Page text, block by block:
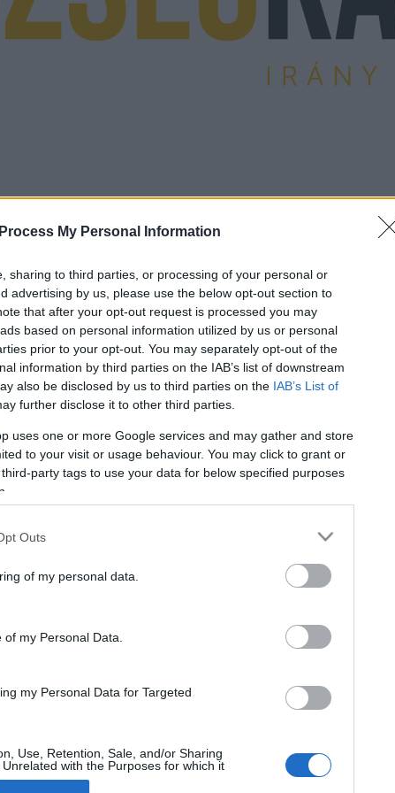
My Personal Information
sharing to third parties, or processing of your personal or
advertising by us, please use the below opt-out section to
that after your opt-out request is processed you may
based on personal information utilized by us or personal
prior to your opt-out. You may separately opt-out of the
information by third parties on the IAB’s list of downstream
also be disclosed by us to third parties on the IAB’s List of
further disclose it to other third parties.
uses one or more Google services and may gather and store
to your visit or usage behaviour. You may click to grant or
party tags to use your data for below specified purposes
Outs
of my personal data.
my Personal Data.
my Personal Data for Targeted
Use, Retention, Sale, and/or Sharing
with the Purposes for which it